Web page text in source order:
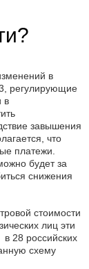
в
регулирующие
в
завышения
что
платежи.
будет за
снижения
стоимости
лиц эти
в 28 российских
схему